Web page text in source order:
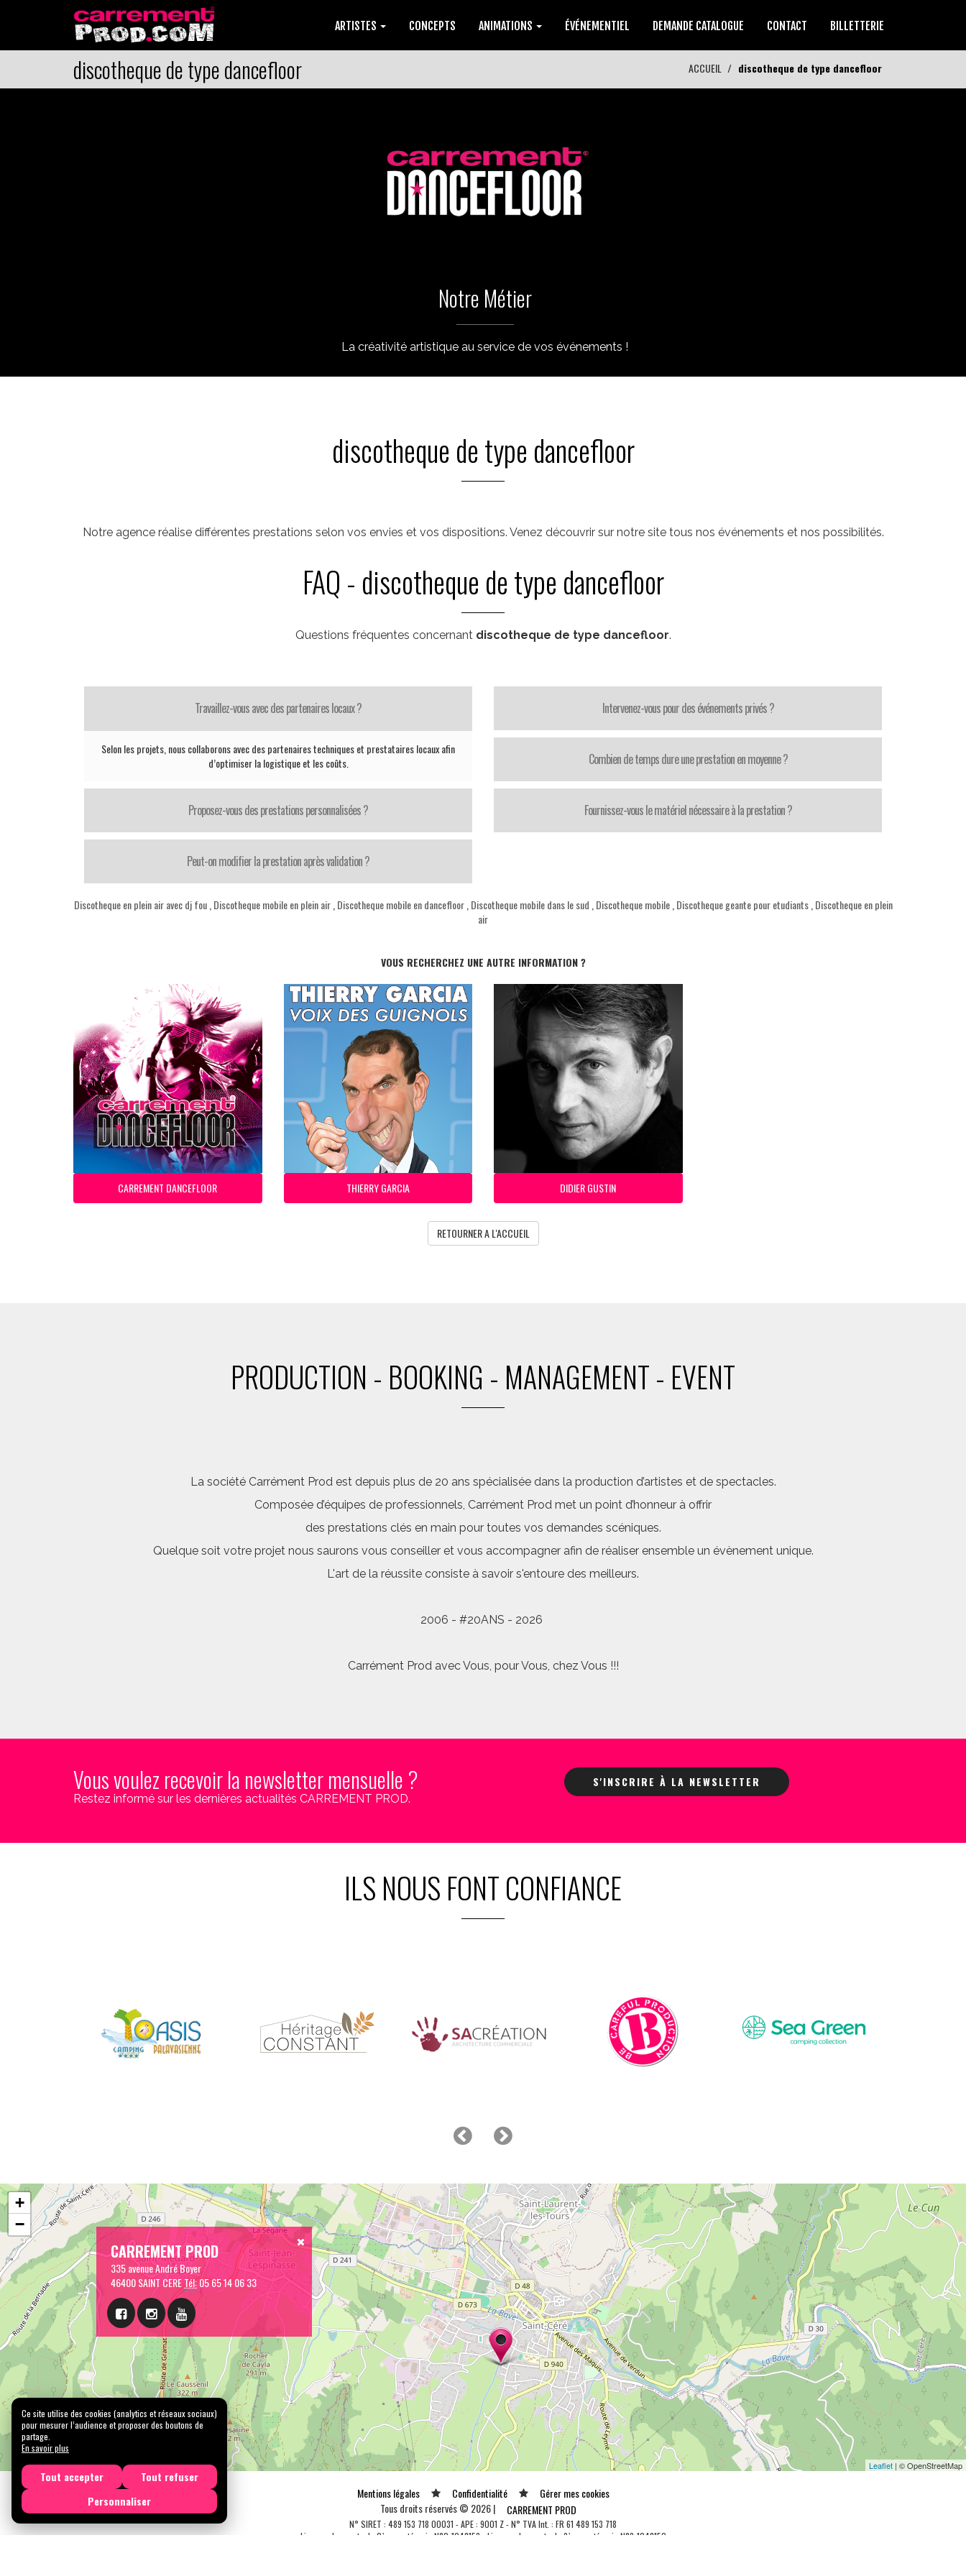
ARTISTES CONCEPTS ANIMATIONS ÉVÉNEMENTIEL DEMANDE CATALOGUE CONTACT BILLETTERIE
discotheque de type dancefloor ACCUEIL discotheque de type dancefloor
Notre Métier
La créativité artistique au service de vos événements !
discotheque de type dancefloor
Notre agence réalise différentes prestations selon vos envies et vos dispositions. Venez découvrir sur notre site tous nos événements et nos possibilités.
FAQ - discotheque de type dancefloor
Questions fréquentes concernant discotheque de type dancefloor.
Travaillez-vous avec des partenaires locaux ?
Selon les projets, nous collaborons avec des partenaires techniques et prestataires locaux afin
d’optimiser la logistique et les coûts.
Proposez-vous des prestations personnalisées ?
Peut-on modifier la prestation après validation ?
Intervenez-vous pour des événements privés ?
Combien de temps dure une prestation en moyenne ?
Fournissez-vous le matériel nécessaire à la prestation ?
Discotheque en plein air avec dj fou, Discotheque mobile en plein air, Discotheque mobile en dancefloor, Discotheque mobile dans le sud Discotheque mobile, Discotheque geante pour etudiants, Discotheque en plein
air
VOUS RECHERCHEZ UNE AUTRE INFORMATION ?
CARREMENT DANCEFLOOR THIERRY GARCIA DIDIER GUSTIN
RETOURNER A L'ACCUEIL
PRODUCTION - BOOKING - MANAGEMENT - EVENT
La société Carrément Prod est depuis plus de 20 ans spécialisée dans la production d’artistes et de spectacles.
Composée d’équipes de professionnels, Carrément Prod met un point d’honneur à offrir
des prestations clés en main pour toutes vos demandes scéniques.
Quelque soit votre projet nous saurons vous conseiller et vous accompagner afin de réaliser ensemble un évènement unique.
L'art de la réussite consiste à savoir s'entoure des meilleurs.
2006 - #20ANS - 2026
Carrément Prod avec Vous, pour Vous, chez Vous !!!
Vous voulez recevoir la newsletter mensuelle ?
Restez informé sur les dernières actualités CARREMENT PROD.
S'INSCRIRE À LA NEWSLETTER
ILS NOUS FONT CONFIANCE
CARREMENT PROD
335 avenue André Boyer
46400 SAINT CERETél:05 65 14 06 33
+
−
Leaflet | © OpenStreetMap
Mentions légales Confidentialité
Gérer mes cookies
Tous droits réservés © 2026 |
CARREMENT PROD
N° SIRET : 489 153 718 00031 - APE : 9001 Z - N° TVA Int. : FR 61 489 153 718
Licence de spectacle 2ème catégorie N°2-1048153 - Licence de spectacle 3ème catégorie N°3-1048152
Ce site utilise des cookies (analytics et réseaux sociaux)
pour mesurer l’audience et proposer des boutons de
partage.
En savoir plus
Tout accepter
Tout refuser
Personnaliser